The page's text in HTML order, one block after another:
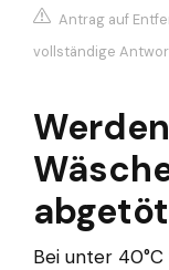
Antrag auf
vollständige
Bei unter